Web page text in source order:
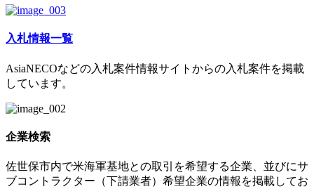
入札情報一覧
AsiaNECOなどの入札案件情報サイトからの入札案件を掲載
しています。
企業検索
佐世保市内で米海軍基地との取引を希望する企業、並びにサ
ブコントラクター（下請業者）希望企業の情報を掲載してお